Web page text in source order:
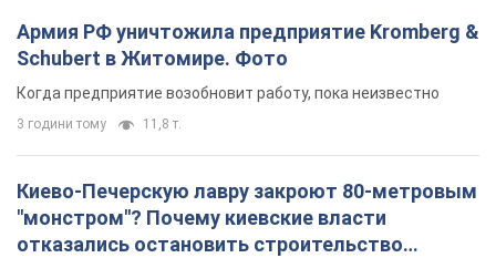
Армия РФ уничтожила предприятие Kromberg &
Schubert в Житомире. Фото
Когда предприятие возобновит работу, пока неизвестно
3 години тому 11,8 т.
Киево-Печерскую лавру закроют 80-метровым
"монстром"? Почему киевские власти
отказались остановить строительство